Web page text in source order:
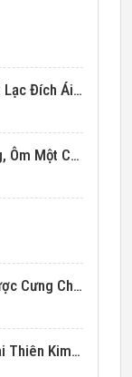
Độ Thiệu Hoa - Tầm Trảo Thất Lạc Đích Ái Tình
Thập Niên 80: Này Thủ Trưởng, Ôm Một Cái Đi!
Thay Chị Vào Hào Môn, Tôi Được Cưng Chiều Hết Mực (Thập Niên 90)
Đại Lão Trở Về, Không Diễn Vai Thiên Kim Giả Nữa